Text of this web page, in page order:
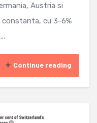
Austria si
constanta, cu 3-6%
Continue reading